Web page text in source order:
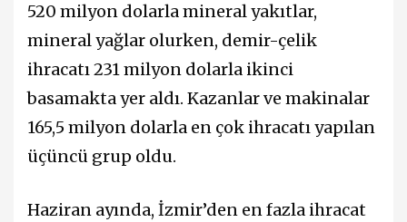
520 milyon dolarla mineral yakıtlar,
mineral yağlar olurken, demir-çelik
ihracatı 231 milyon dolarla ikinci
basamakta yer aldı. Kazanlar ve makinalar
165,5 milyon dolarla en çok ihracatı yapılan
üçüncü grup oldu.
Haziran ayında, İzmir’den en fazla ihracat